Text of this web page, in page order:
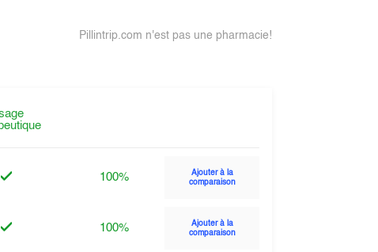
Pillintrip.com n'est pas une pharmacie!
100%
Ajouter à la
comparaison
100%
Ajouter à la
comparaison